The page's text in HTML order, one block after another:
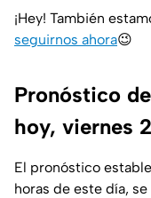
¡Hey! También
seguirnos ahora😉
Pronóstico
hoy, viernes
El pronóstico
horas de este día,